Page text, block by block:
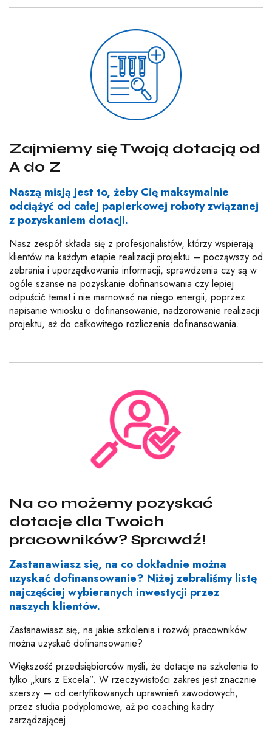
Zajmiemy się Twoją dotacją od
A do Z
Naszą misją jest to, żeby Cię maksymalnie
odciążyć od całej papierkowej roboty związanej
z pozyskaniem dotacji.
Nasz zespół składa się z profesjonalistów, którzy wspierają
klientów na każdym etapie realizacji projektu – począwszy od
zebrania i uporządkowania informacji, sprawdzenia czy są w
ogóle szanse na pozyskanie dofinansowania czy lepiej
odpuścić temat i nie marnować na niego energii, poprzez
napisanie wniosku o dofinansowanie, nadzorowanie realizacji
projektu, aż do całkowitego rozliczenia dofinansowania.
Na co możemy pozyskać
dotacje dla Twoich
pracowników? Sprawdź!
Zastanawiasz się, na co dokładnie można
uzyskać dofinansowanie? Niżej zebraliśmy listę
najczęściej wybieranych inwestycji przez
naszych klientów.
Zastanawiasz się, na jakie szkolenia i rozwój pracowników
można uzyskać dofinansowanie?
Większość przedsiębiorców myśli, że dotacje na szkolenia to
tylko „kurs z Excela”. W rzeczywistości zakres jest znacznie
szerszy — od certyfikowanych uprawnień zawodowych,
przez studia podyplomowe, aż po coaching kadry
zarządzającej.